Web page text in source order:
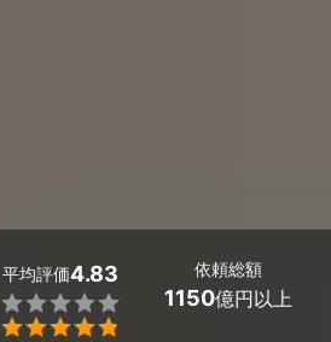
平均評価4.83


依頼総額
1150億円以上